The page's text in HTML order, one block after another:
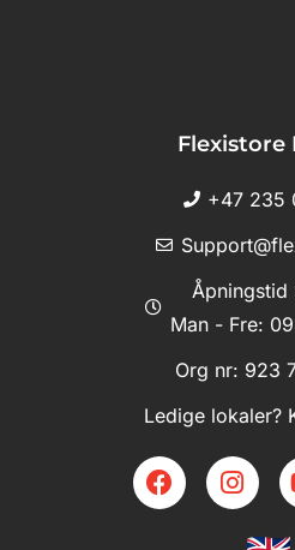
Flexistore
+47 235
Åpningstid
Man - Fre:
Org nr: 923
Ledige lokaler?